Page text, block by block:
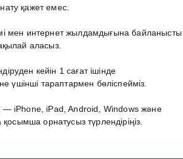
қажет емес.
мен интернет жылдамдығына байланысты
аласыз.
кейін 1 сағат ішінде
тараптармен бөліспейміз.
— iPhone, iPad, Android, Windows және
орнатусыз түрлендіріңіз.